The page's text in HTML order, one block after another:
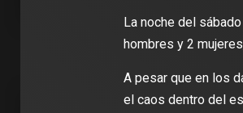
La noche del
hombres y 2
A pesar que en los
el caos dentro del